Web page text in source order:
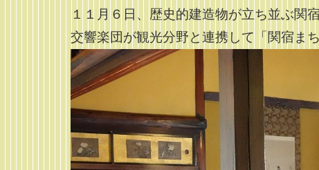
１１月６日、歴史的建造物が立ち並ぶ関
交響楽団が観光分野と連携して「関宿ま